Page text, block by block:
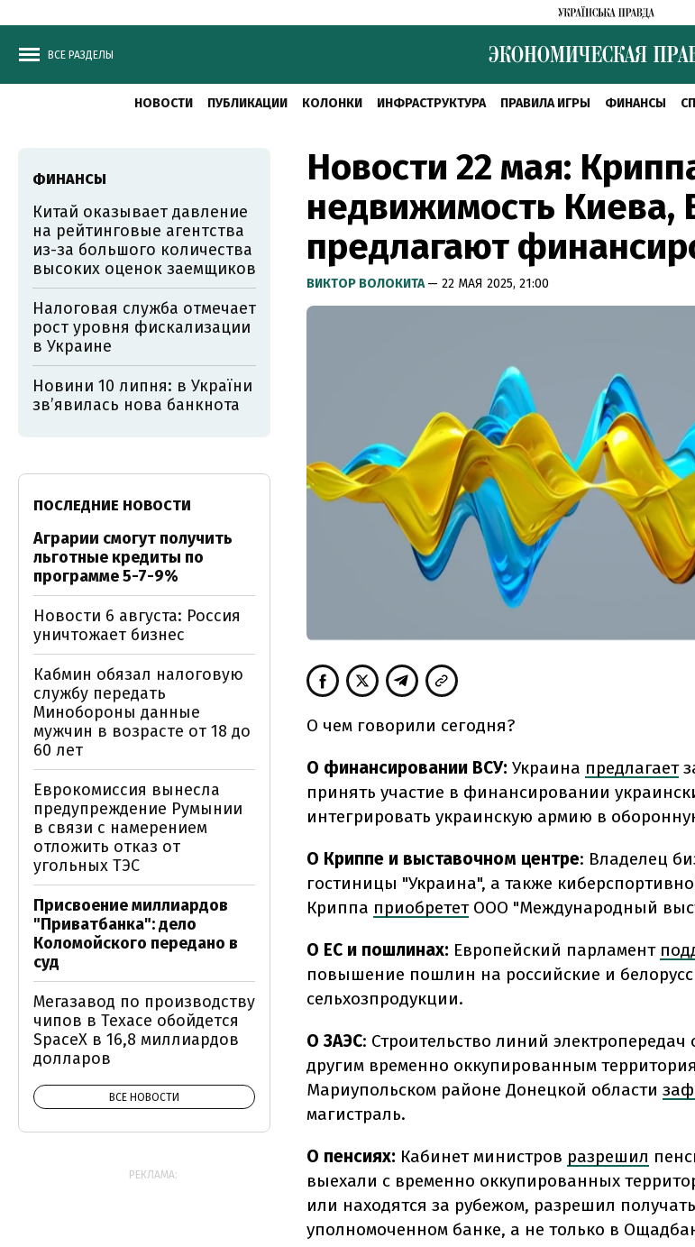
ВСЕ РАЗДЕЛЫ
НОВОСТИ ПУБЛИКАЦИИ КОЛОНКИ ИНФРАСТРУКТУРА ПРАВИЛА ИГРЫ ФИНАНСЫ
Новости 22 мая:
недвижимость Киева,
предлагают
ВИКТОР ВОЛОКИТА— 22 МАЯ 2025, 21:00
О чем говорили сегодня?
О финансировании ВСУ: Украина предлагает
принять участие в финансировании
интегрировать украинскую армию в
О Криппе и выставочном центре: Владелец
гостиницы "Украина", а также
Криппа приобретет ООО "Международный
О ЕС и пошлинах: Европейский парламент
повышение пошлин на российские и
сельхозпродукции.
О ЗАЭС: Строительство линий
другим временно оккупированным
Мариупольском районе Донецкой области
магистраль.
О пенсиях: Кабинет министров разрешил
выехали с временно оккупированных
или находятся за рубежом, разрешил
уполномоченном банке, а не только в
ФИНАНСЫ
Китай оказывает давление
на рейтинговые агентства
из-за большого количества
высоких оценок заемщиков
Налоговая служба отмечает
рост уровня фискализации
в Украине
Новини 10 липня: в України
звʼявилась нова банкнота
ПОСЛЕДНИЕ НОВОСТИ
Аграрии смогут получить
льготные кредиты по
программе 5-7-9%
Новости 6 августа: Россия
уничтожает бизнес
Кабмин обязал налоговую
службу передать
Минобороны данные
мужчин в возрасте от 18 до
60 лет
Еврокомиссия вынесла
предупреждение Румынии
в связи с намерением
отложить отказ от
угольных ТЭС
Присвоение миллиардов
"Приватбанка": дело
Коломойского передано в
суд
Мегазавод по производству
чипов в Техасе обойдется
SpaceX в 16,8 миллиардов
долларов
ВСЕ НОВОСТИ
РЕКЛАМА: